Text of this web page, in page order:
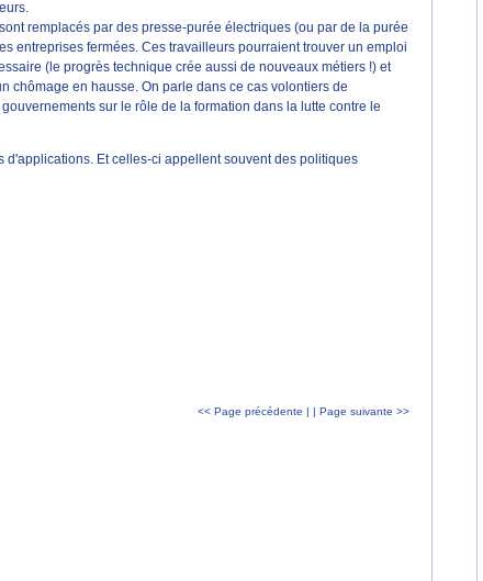
remplacés par des presse-purée électriques (ou par de la purée
entreprises fermées. Ces travailleurs pourraient trouver un emploi
(le progrès technique crée aussi de nouveaux métiers !) et
chômage en hausse. On parle dans ce cas volontiers de
sur le rôle de la formation dans la lutte contre le
Et celles-ci appellent souvent des politiques
<< Page précédente | | Page suivante >>